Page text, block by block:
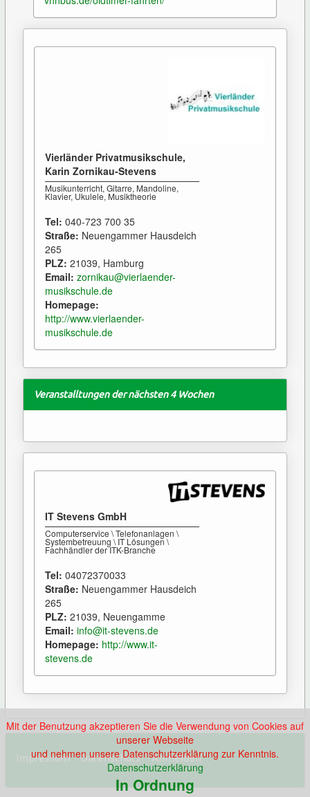
Vierländer Privatmusikschule,
Karin Zornikau-Stevens
Musikunterricht, Gitarre, Mandoline,
Klavier, Ukulele, Musiktheorie
Tel: 040-723 700 35
Straße: Neuengammer Hausdeich
265
PLZ: 21039, Hamburg
Email: zornikau@vierlaender-
musikschule.de
Homepage:
http://www.vierlaender-
musikschule.de
Veranstalltungen der nächsten 4 Wochen
IT Stevens GmbH
Computerservice \ Telefonanlagen \
Systembetreuung \ IT Lösungen \
Fachhändler der ITK-Branche
Tel: 04072370033
Straße: Neuengammer Hausdeich
265
PLZ: 21039, Neuengamme
Email: info@it-stevens.de
Homepage: http://www.it-
stevens.de
Mit der Benutzung akzeptieren Sie die Verwendung von Cookies auf
unserer Webseite
und nehmen unsere Datenschutzerklärung zur Kenntnis.
Datenschutzerklärung
In Ordnung
Impressum Datenschutz Anmelden